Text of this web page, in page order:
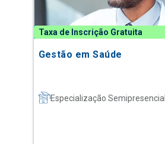
Taxa de Inscrição Gratuita
Gestão em Saúde
Especialização Semipresencial